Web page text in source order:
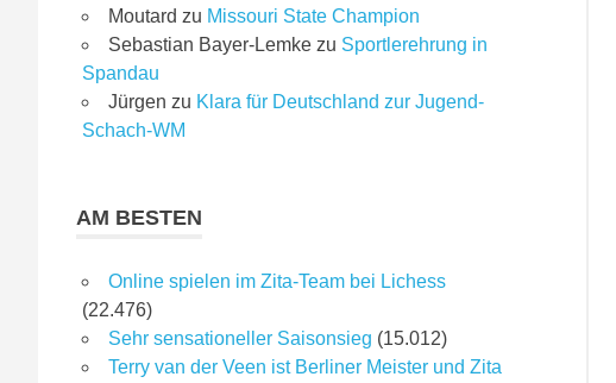
Moutard zu Missouri State Champion
Sebastian Bayer-Lemkezu Sportlerehrung in
Spandau
Jürgen zu Klara für Deutschland zur Jugend-
Schach-WM
AM BESTEN
Online spielen im Zita-Team bei Lichess
(22.476)
Sehr sensationeller Saisonsieg (15.012)
Terry van der Veen ist Berliner Meister und Zita